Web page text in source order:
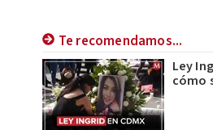
Te recomendamos...
Ley
cómo